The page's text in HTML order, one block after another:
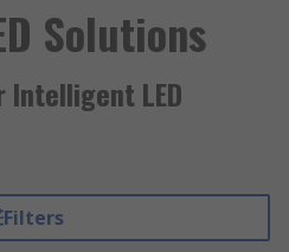
Solutions
Intelligent LED
Filters